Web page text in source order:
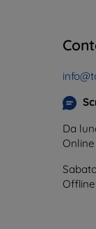
Da
Online
Offline